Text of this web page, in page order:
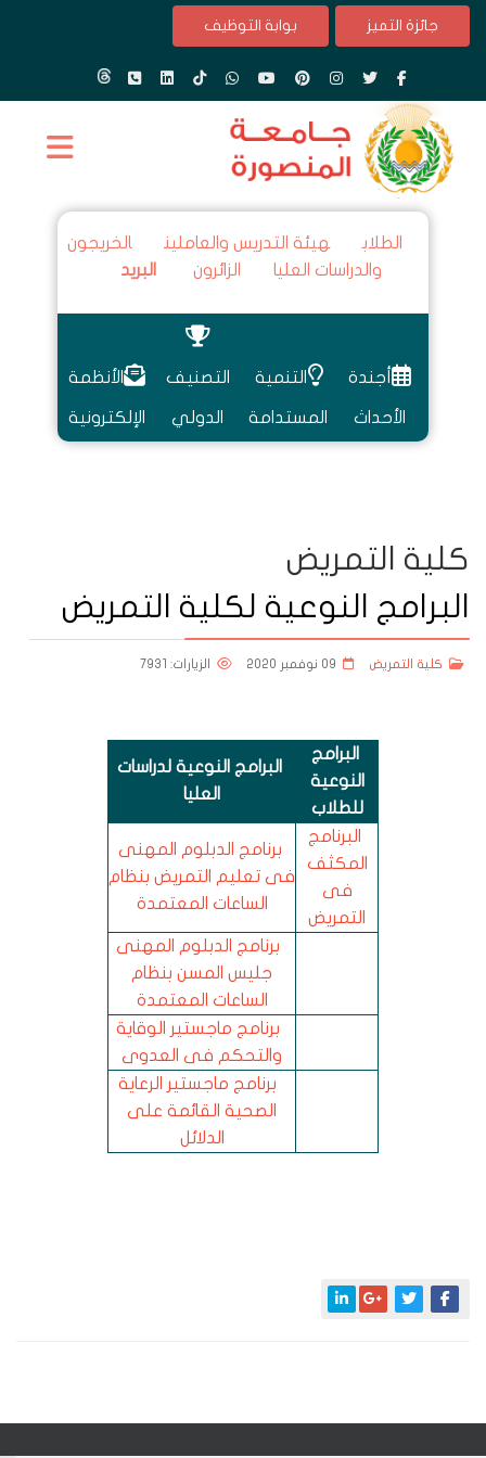
جائزة التميز بوابة التوظيف
الطلاب هيئة التدريس والعاملين
الخريجون
والدراسات العليا
الزائرون البريد
أجندة
الأحداث
التنمية
المستدامة
التصنيف
الدولي
الأنظمة
الإلكترونية
كلية التمريض
البرامج النوعية لكلية التمريض
كلية التمريض 09 نوفمبر 2020 الزيارات: 7931
البرامج
النوعية
للطلاب
البرامج النوعية لدراسات
العليا
البرنامج
المكثف
فى
التمريض
برنامج الدبلوم المهنى
فى تعليم التمريض بنظام
الساعات المعتمدة
برنامج الدبلوم المهنى
جليس المسن بنظام
الساعات المعتمدة
برنامج ماجستير الوقاية
والتحكم فى العدوى
برنامج ماجستير الرعاية
الصحية القائمة على
الدلائل